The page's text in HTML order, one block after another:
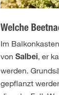
Welche
Im
vonSalbei, er
werden.
gepflanzt